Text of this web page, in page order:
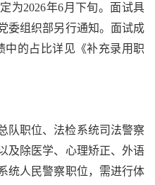
为2026年6月下旬。面试具
委组织部另行通知。面试成
中的占比详见《补充录用职
队职位、法检系统司法警察
及除医学、心理矫正、外语
统人民警察职位，需进行体